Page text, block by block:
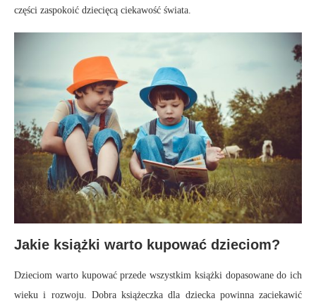
części zaspokoić dziecięcą ciekawość świata.
Jakie książki warto kupować dzieciom?
Dzieciom warto kupować przede wszystkim książki dopasowane do ich
wieku i rozwoju. Dobra książeczka dla dziecka powinna zaciekawić